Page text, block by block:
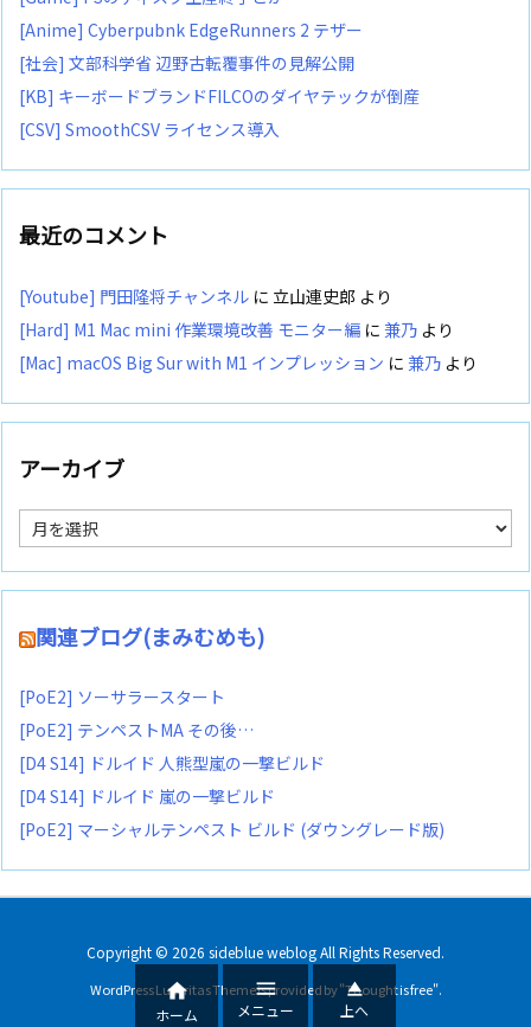
[Anime] Cyberpubnk EdgeRunners 2 テザー
[社会] 文部科学省 辺野古転覆事件の見解公開
[KB] キーボードブランドFILCOのダイヤテックが倒産
[CSV] SmoothCSV ライセンス導入
最近のコメント
[Youtube] 門田隆将チャンネル に 立山連史郎 より
[Hard] M1 Mac mini 作業環境改善 モニター編 に 兼乃 より
[Mac] macOS Big Sur with M1 インプレッション に 兼乃 より
アーカイブ
ア
ー
カ
イ
関連ブログ(まみむめも)
[PoE2] ソーサラースタート
[PoE2] テンペストMA その後…
[D4 S14] ドルイド 人熊型嵐の一撃ビルド
[D4 S14] ドルイド 嵐の一撃ビルド
[PoE2] マーシャルテンペスト ビルド (ダウングレード版)
Copyright © 2026 sideblue weblogAll Rights Reserved.
WordPress Luxeritas Theme is provided by "Thought is free".

ホーム

メニュー

上へ